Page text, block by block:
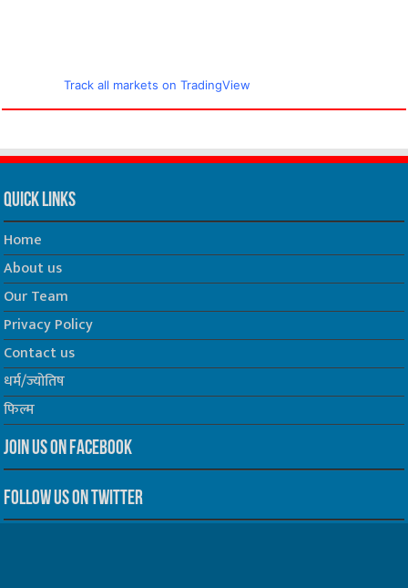
Track all markets on TradingView
Quick Links
Home
About us
Our Team
Privacy Policy
Contact us
धर्म/ज्योतिष
फिल्म
Join us on Facebook
Follow us on Twitter